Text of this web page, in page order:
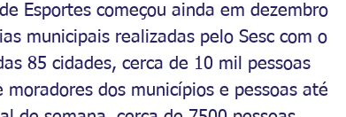
Esportes começou ainda em dezembro
municipais realizadas pelo Sesc com o
85 cidades, cerca de 10 mil pessoas
dos municípios e pessoas até